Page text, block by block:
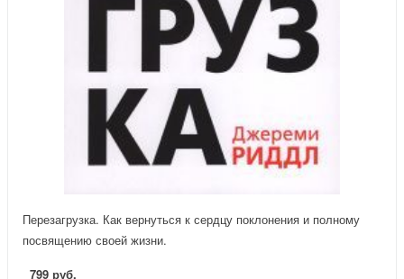
Перезагрузка. Как вернуться к сердцу поклонения и полному
посвящению своей жизни.
799 руб.